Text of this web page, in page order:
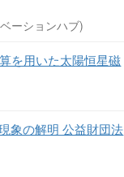
ーションハブ)
を用いた太陽恒星磁
象の解明 公益財団法